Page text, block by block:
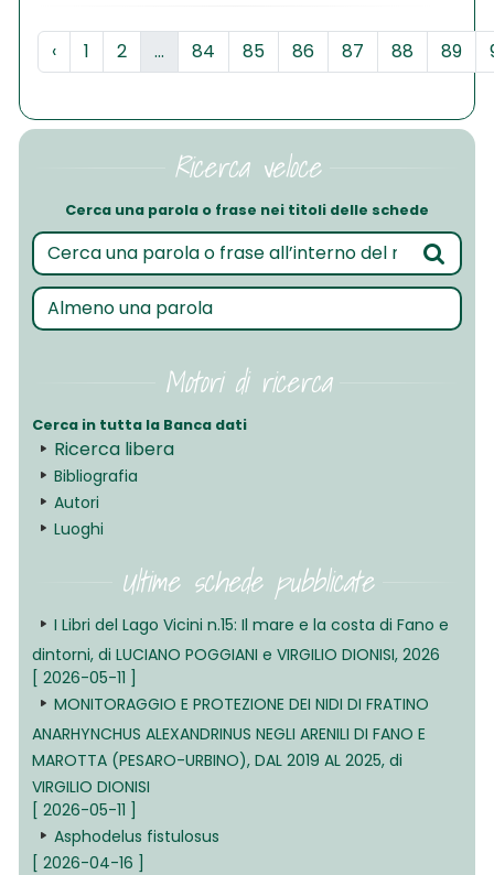
Ricerca veloce
Cerca una parola o frase nei titoli delle schede
Motori di ricerca
Cerca in tutta la Banca dati
Ricerca libera
Bibliografia
Autori
Luoghi
Ultime schede pubblicate
I Libri del Lago Vicini n.15: Il mare e la costa di Fano e
dintorni, di LUCIANO POGGIANI e VIRGILIO DIONISI, 2026
[ 2026-05-11 ]
MONITORAGGIO E PROTEZIONE DEI NIDI DI FRATINO
ANARHYNCHUS ALEXANDRINUS NEGLI ARENILI DI FANO E
MAROTTA (PESARO-URBINO), DAL 2019 AL 2025, di
VIRGILIO DIONISI
[ 2026-05-11 ]
Asphodelus fistulosus
[ 2026-04-16 ]
‹ 1 2 ... 84 85 86 87 88 89